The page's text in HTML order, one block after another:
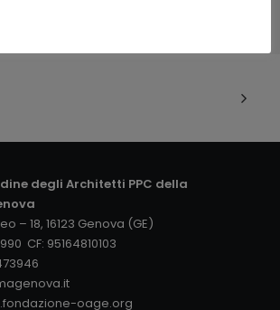
degli Architetti PPC della
– 18, 16123 Genova (GE)
CF: 95164810103
oage.org